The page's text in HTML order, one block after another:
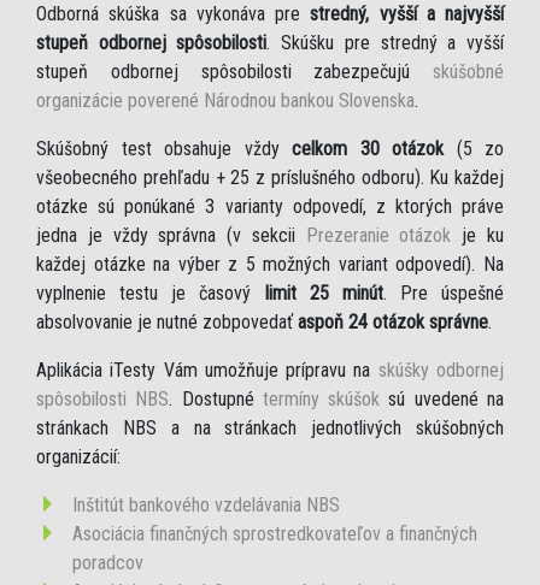
Odborná skúška sa vykonáva prestredný, vyšší a najvyšší
stupeň odbornej spôsobilosti. Skúšku pre stredný a vyšší
stupeň odbornej spôsobilosti zabezpečujú skúšobné
organizácie poverené Národnou bankou Slovenska.
Skúšobný test obsahuje vždy celkom 30 otázok(5 zo
všeobecného prehľadu + 25 z príslušného odboru). Ku každej
otázke sú ponúkané 3 varianty odpovedí, z ktorých práve
jedna je vždy správna (v sekcii Prezeranie otázok je ku
každej otázke na výber z 5 možných variant odpovedí). Na
vyplnenie testu je časový limit 25 minút. Pre úspešné
absolvovanie je nutné zobpovedaťaspoň 24 otázok správne.
Aplikácia iTesty Vám umožňuje prípravu na skúšky odbornej
spôsobilosti NBS. Dostupné termíny skúšok sú uvedené na
stránkach NBS a na stránkach jednotlivých skúšobných
organizácií:
Inštitút bankového vzdelávania NBS
Asociácia finančných sprostredkovateľov a finančných
poradcov